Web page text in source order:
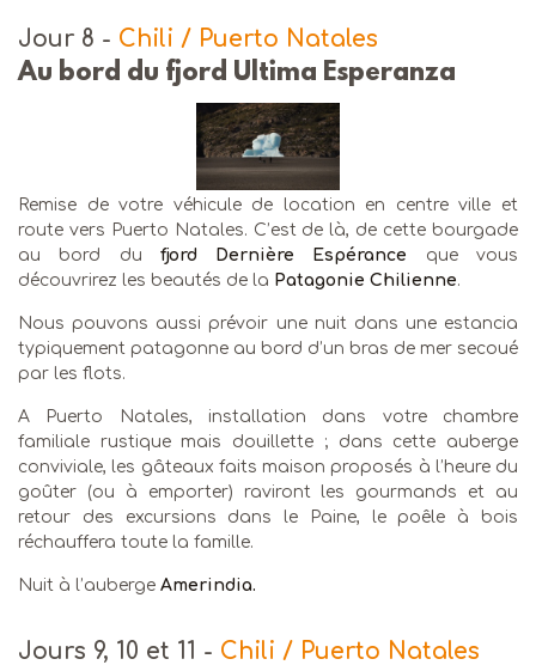
Jour 8 - Chili / Puerto Natales
Au bord du fjord Ultima Esperanza
Remise de votre véhicule de location en centre ville et
route vers Puerto Natales. C’est de là, de cette bourgade
au bord du fjord Dernière Espérance que vous
découvrirez les beautés de la Patagonie Chilienne.
Nous pouvons aussi prévoir une nuit dans une estancia
typiquement patagonne au bord d’un bras de mer secoué
par les flots.
A Puerto Natales, installation dans votre chambre
familiale rustique mais douillette ; dans cette auberge
conviviale, les gâteaux faits maison proposés à l’heure du
goûter (ou à emporter) raviront les gourmands et au
retour des excursions dans le Paine, le poêle à bois
réchauffera toute la famille.
Nuit à l’auberge Amerindia.
Jours 9, 10 et 11 - Chili / Puerto Natales